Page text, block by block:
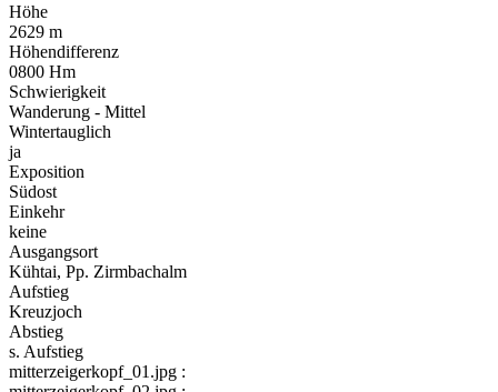
Höhe
2629 m
Höhendifferenz
0800 Hm
Schwierigkeit
Wanderung - Mittel
Wintertauglich
ja
Exposition
Südost
Einkehr
keine
Ausgangsort
Kühtai, Pp. Zirmbachalm
Aufstieg
Kreuzjoch
Abstieg
s. Aufstieg
mitterzeigerkopf_01.jpg :